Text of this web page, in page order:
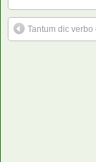
Tantum dic